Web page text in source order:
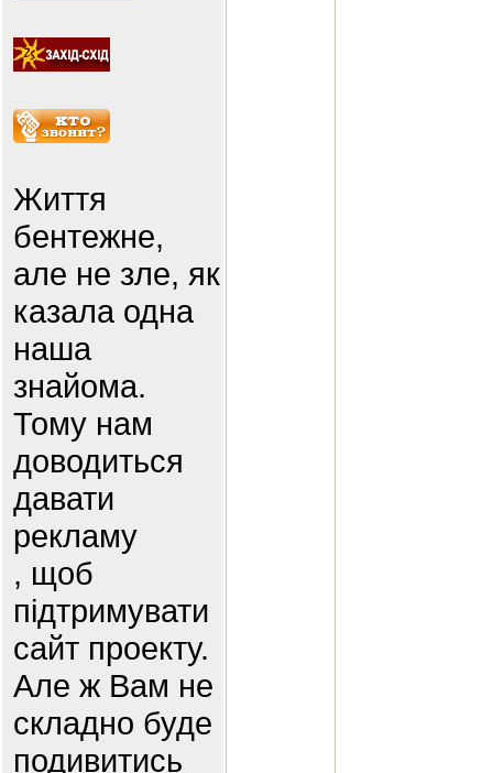
Життя
бентежне,
але не зле, як
казала одна
наша
знайома.
Тому нам
доводиться
давати
рекламу
, щоб
підтримувати
сайт проекту.
Але ж Вам не
складно буде
подивитись